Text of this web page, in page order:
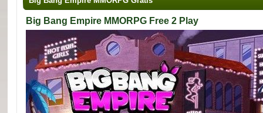
Big Bang Empire MMORPG Free 2 Play